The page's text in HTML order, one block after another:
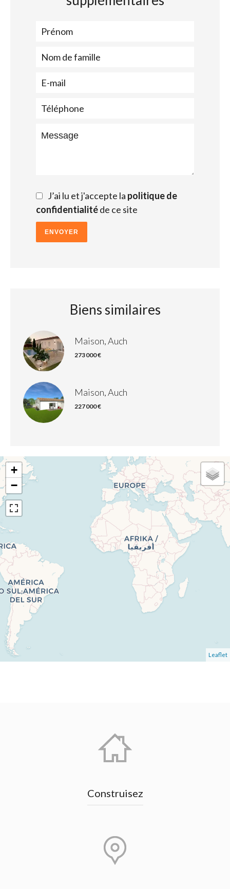
J’ai lu et j'accepte la politique de
confidentialitéde ce site
ENVOYER
Biens similaires
Maison, Auch
273 000 €
Maison, Auch
227 000 €
+
−
Leaflet
Construisez